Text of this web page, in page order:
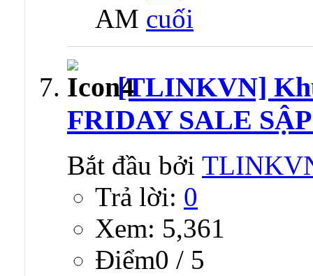
AM
[TLINKVN]
FRIDAY SALE
Bắt đầu bởi
Trả lời: 0
Xem: 5,361
Ðiểm0 / 5